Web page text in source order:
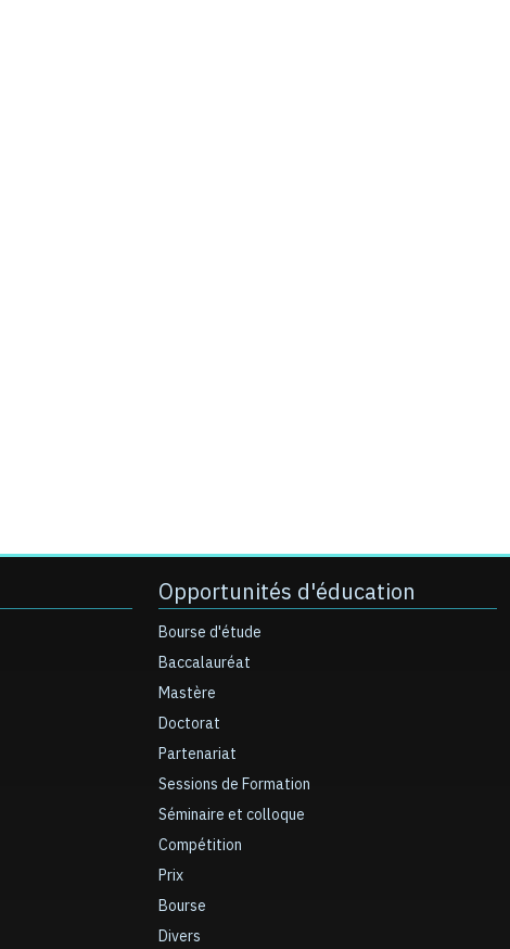
Opportunités d'éducation
Bourse d'étude
Baccalauréat
Mastère
Doctorat
Partenariat
Sessions de Formation
Séminaire et colloque
Compétition
Prix
Bourse
Divers